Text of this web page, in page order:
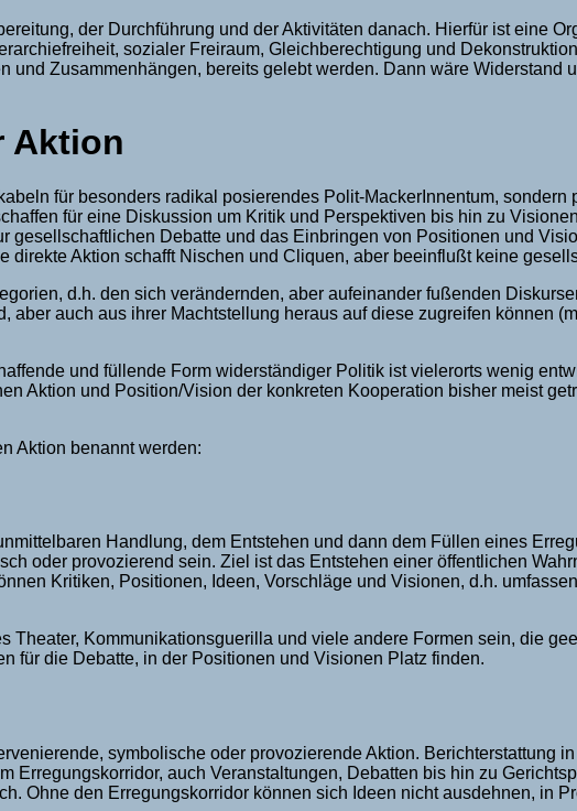
der Durchführung und der Aktivitäten danach. Hierfür ist eine
sozialer Freiraum, Gleichberechtigung und
Zusammenhängen, bereits gelebt werden. Dann wäre Widerstand
Aktion
für besonders radikal posierendes Polit-MackerInnentum,
für eine Diskussion um Kritik und Perspektiven bis hin zu
Debatte und das Einbringen von Positionen und
Aktion schafft Nischen und Cliquen, aber beeinflußt keine
d.h. den sich verändernden, aber aufeinander fußenden
auch aus ihrer Machtstellung heraus auf diese zugreifen können
und füllende Form widerständiger Politik ist vielerorts wenig
Aktion und Position/Vision der konkreten Kooperation bisher meist
Aktion benannt werden:
Handlung, dem Entstehen und dann dem Füllen eines
oder provozierend sein. Ziel ist das Entstehen einer öffentlichen
Kritiken, Positionen, Ideen, Vorschläge und Visionen, d.h.
Kommunikationsguerilla und viele andere Formen sein, die
für die Debatte, in der Positionen und Visionen Platz finden.
symbolische oder provozierende Aktion. Berichterstattung
Erregungskorridor, auch Veranstaltungen, Debatten bis hin zu
Ohne den Erregungskorridor können sich Ideen nicht ausdehnen, in